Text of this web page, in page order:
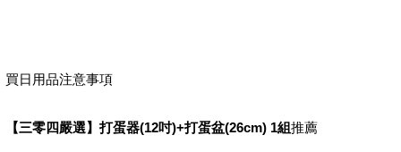
買日用品注意事項
【三零四嚴選】打蛋器(12吋)+打蛋盆(26cm) 1組推薦